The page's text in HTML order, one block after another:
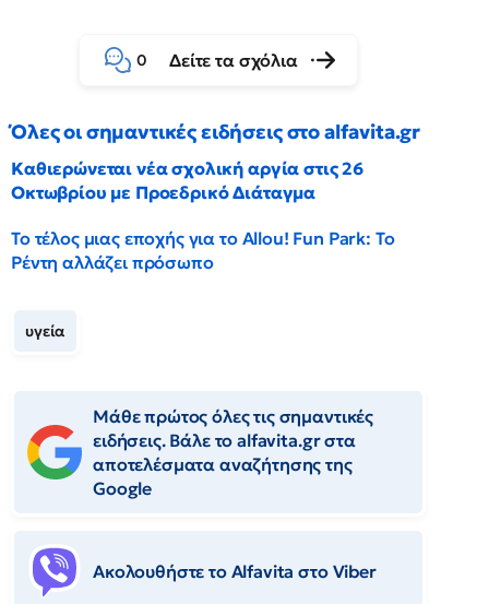
0 Δείτε τα σχόλια
Όλες οι σημαντικές ειδήσεις στο alfavita.gr
Καθιερώνεται νέα σχολική αργία στις 26
Οκτωβρίου με Προεδρικό Διάταγμα
Το τέλος μιας εποχής για το Allou! Fun Park: Το
Ρέντη αλλάζει πρόσωπο
υγεία
Μάθε πρώτος όλες τις σημαντικές
ειδήσεις. Βάλε το alfavita.gr στα
αποτελέσματα αναζήτησης της
Google
Ακολουθήστε το Αlfavita στο Viber